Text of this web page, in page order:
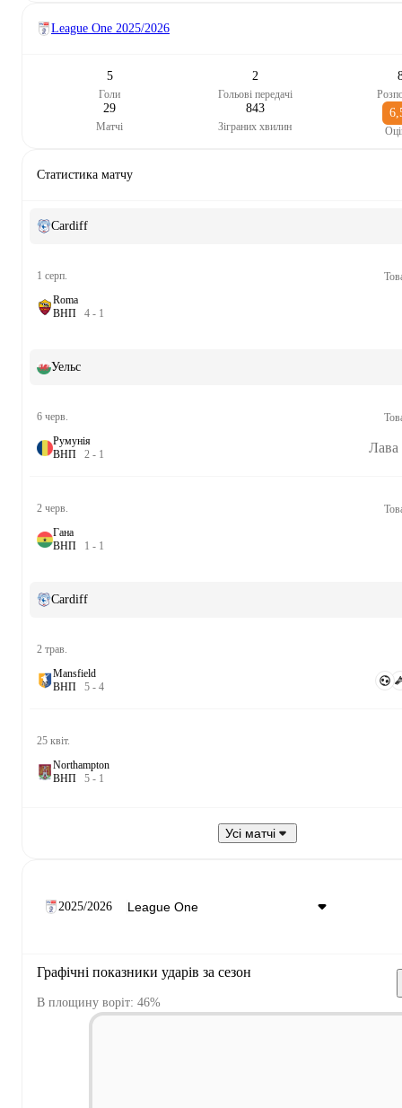
League One 2025/2026
5
Голи
2
Гольові передачі
29
Матчі
843
Зіграних хвилин
Статистика матчу
Cardiff
1 серп.
Roma
ВНП 4 - 1
Уельс
6 черв.
Румунія
ВНП 2 - 1 Лава
2 черв.
Гана
ВНП 1 - 1
Cardiff
2 трав.
Mansfield
ВНП 5 - 4
25 квіт.
Northampton
ВНП 5 - 1
Усі матчі
2025/2026
Графічні показники ударів за сезон
В площину воріт: 46%